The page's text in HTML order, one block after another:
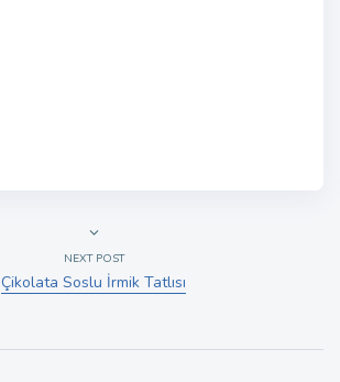
NEXT POST
Çikolata Soslu İrmik Tatlısı